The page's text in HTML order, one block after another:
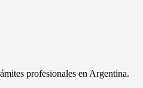
profesionales en Argentina.